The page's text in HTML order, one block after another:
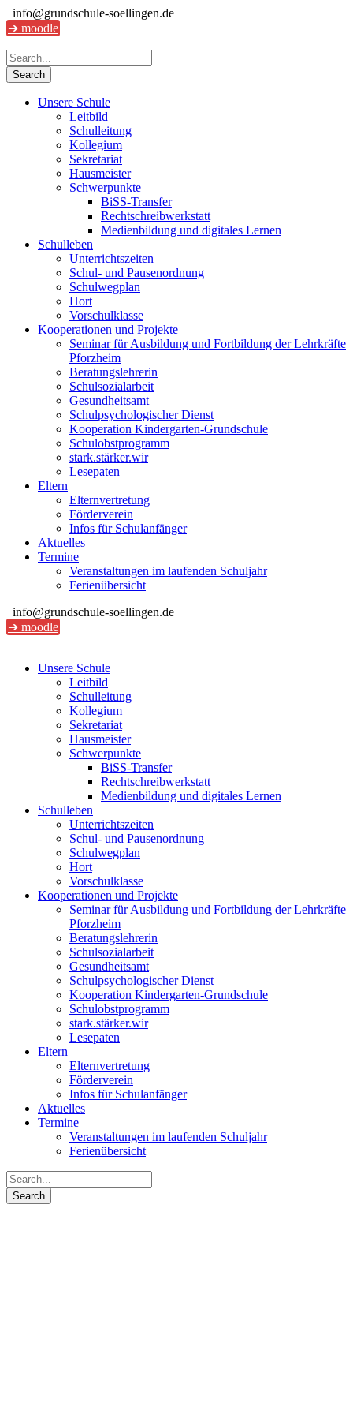
info@grundschule-soellingen.de
➔ moodle
Unsere Schule
Leitbild
Schulleitung
Kollegium
Sekretariat
Hausmeister
Schwerpunkte
BiSS-Transfer
Rechtschreibwerkstatt
Medienbildung und digitales Lernen
Schulleben
Unterrichtszeiten
Schul- und Pausenordnung
Schulwegplan
Hort
Vorschulklasse
Kooperationen und Projekte
Seminar für Ausbildung und Fortbildung der Lehrkräfte
Pforzheim
Beratungslehrerin
Schulsozialarbeit
Gesundheitsamt
Schulpsychologischer Dienst
Kooperation Kindergarten-Grundschule
Schulobstprogramm
stark.stärker.wir
Lesepaten
Eltern
Elternvertretung
Förderverein
Infos für Schulanfänger
Aktuelles
Termine
Veranstaltungen im laufenden Schuljahr
Ferienübersicht
info@grundschule-soellingen.de
➔ moodle
Unsere Schule
Leitbild
Schulleitung
Kollegium
Sekretariat
Hausmeister
Schwerpunkte
BiSS-Transfer
Rechtschreibwerkstatt
Medienbildung und digitales Lernen
Schulleben
Unterrichtszeiten
Schul- und Pausenordnung
Schulwegplan
Hort
Vorschulklasse
Kooperationen und Projekte
Seminar für Ausbildung und Fortbildung der Lehrkräfte
Pforzheim
Beratungslehrerin
Schulsozialarbeit
Gesundheitsamt
Schulpsychologischer Dienst
Kooperation Kindergarten-Grundschule
Schulobstprogramm
stark.stärker.wir
Lesepaten
Eltern
Elternvertretung
Förderverein
Infos für Schulanfänger
Aktuelles
Termine
Veranstaltungen im laufenden Schuljahr
Ferienübersicht